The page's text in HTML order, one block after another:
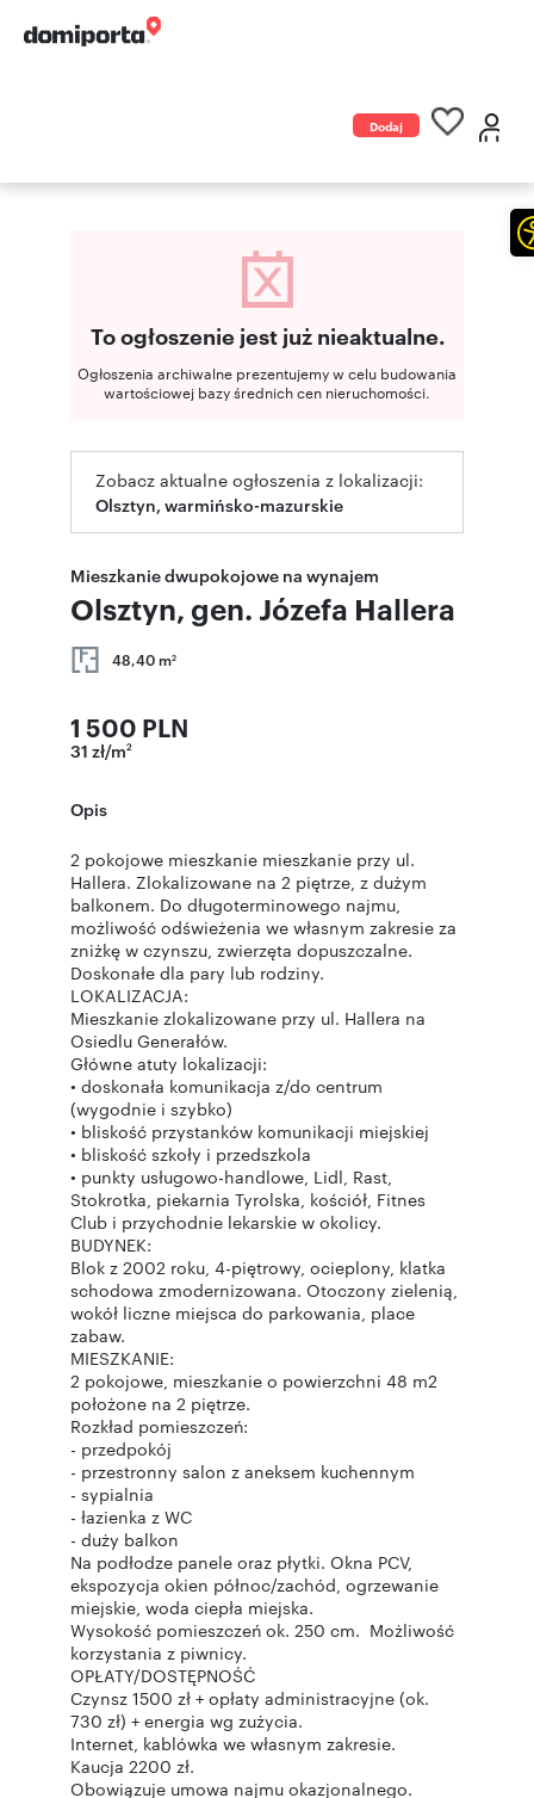
Dodaj
To ogłoszenie jest już nieaktualne.
Ogłoszenia archiwalne prezentujemy w celu budowania
wartościowej bazy średnich cen nieruchomości.
Zobacz aktualne ogłoszenia z lokalizacji:
Olsztyn, warmińsko-mazurskie
Mieszkanie dwupokojowe na wynajem
Olsztyn, gen. Józefa Hallera
48,40 m2
1 500 PLN
31 zł/m2
Opis
2 pokojowe mieszkanie mieszkanie przy ul.
Hallera. Zlokalizowane na 2 piętrze, z dużym
balkonem. Do długoterminowego najmu,
możliwość odświeżenia we własnym zakresie za
zniżkę w czynszu, zwierzęta dopuszczalne.
Doskonałe dla pary lub rodziny.
LOKALIZACJA:
Mieszkanie zlokalizowane przy ul. Hallera na
Osiedlu Generałów.
Główne atuty lokalizacji:
• doskonała komunikacja z/do centrum
(wygodnie i szybko)
• bliskość przystanków komunikacji miejskiej
• bliskość szkoły i przedszkola
• punkty usługowo-handlowe, Lidl, Rast,
Stokrotka, piekarnia Tyrolska, kościół, Fitnes
Club i przychodnie lekarskie w okolicy.
BUDYNEK:
Blok z 2002 roku, 4-piętrowy, ocieplony, klatka
schodowa zmodernizowana. Otoczony zielenią,
wokół liczne miejsca do parkowania, place
zabaw.
MIESZKANIE:
2 pokojowe, mieszkanie o powierzchni 48 m2
położone na 2 piętrze.
Rozkład pomieszczeń:
- przedpokój
- przestronny salon z aneksem kuchennym
- sypialnia
- łazienka z WC
- duży balkon
Na podłodze panele oraz płytki. Okna PCV,
ekspozycja okien północ/zachód, ogrzewanie
miejskie, woda ciepła miejska.
Wysokość pomieszczeń ok. 250 cm. Możliwość
korzystania z piwnicy.
OPŁATY/DOSTĘPNOŚĆ
Czynsz 1500 zł + opłaty administracyjne (ok.
730 zł) + energia wg zużycia.
Internet, kablówka we własnym zakresie.
Kaucja 2200 zł.
Obowiązuje umowa najmu okazjonalnego.